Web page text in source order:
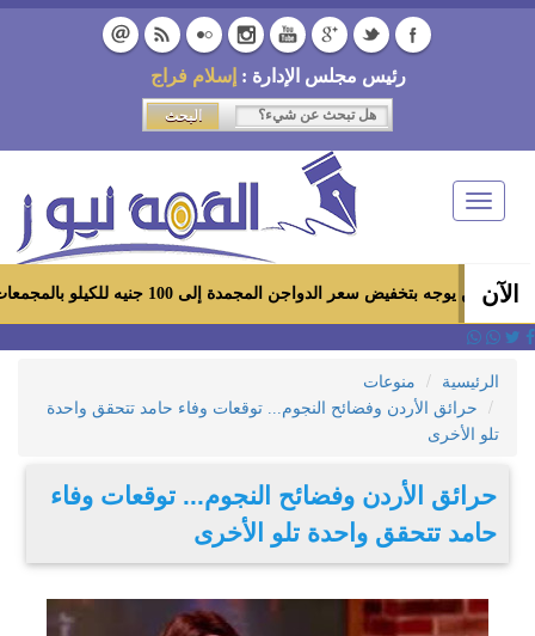
رئيس مجلس الإدارة : إسلام فراج
Toggle
navigation
الآن
سعر الدواجن المجمدة إلى 100 جنيه للكيلو بالمجمعات الاستهلاكية ومعارض «أهلاً رمضان»
الرئيسية
منوعات
حرائق الأردن وفضائح النجوم... توقعات وفاء حامد تتحقق واحدة
تلو الأخرى
حرائق الأردن وفضائح النجوم... توقعات وفاء
حامد تتحقق واحدة تلو الأخرى